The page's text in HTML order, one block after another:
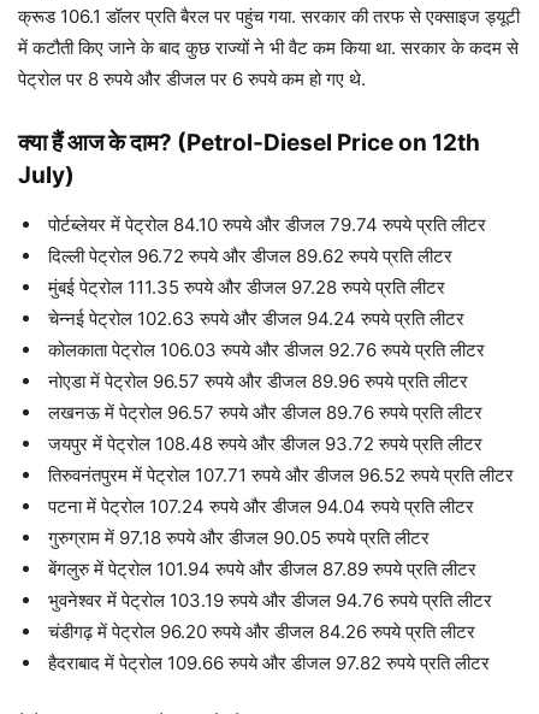
क्रूड 106.1 डॉलर प्रत‍ि बैरल पर पहुंच गया. सरकार की तरफ से एक्‍साइज ड्यूटी
में कटौती क‍िए जाने के बाद कुछ राज्‍यों ने भी वैट कम क‍िया था. सरकार के कदम से
पेट्रोल पर 8 रुपये और डीजल पर 6 रुपये कम हो गए थे.
क्या हैं आज के दाम? (Petrol-Diesel Price on 12th
July)
पोर्टब्‍लेयर में पेट्रोल 84.10 रुपये और डीजल 79.74 रुपये प्रति लीटर
दिल्ली पेट्रोल 96.72 रुपये और डीजल 89.62 रुपये प्रति लीटर
मुंबई पेट्रोल 111.35 रुपये और डीजल 97.28 रुपये प्रति लीटर
चेन्नई पेट्रोल 102.63 रुपये और डीजल 94.24 रुपये प्रति लीटर
कोलकाता पेट्रोल 106.03 रुपये और डीजल 92.76 रुपये प्रति लीटर
नोएडा में पेट्रोल 96.57 रुपये और डीजल 89.96 रुपये प्रति लीटर
लखनऊ में पेट्रोल 96.57 रुपये और डीजल 89.76 रुपये प्रति लीटर
जयपुर में पेट्रोल 108.48 रुपये और डीजल 93.72 रुपये प्रति लीटर
तिरुवनंतपुरम में पेट्रोल 107.71 रुपये और डीजल 96.52 रुपये प्रति लीटर
पटना में पेट्रोल 107.24 रुपये और डीजल 94.04 रुपये प्रति लीटर
गुरुग्राम में 97.18 रुपये और डीजल 90.05 रुपये प्रति लीटर
बेंगलुरु में पेट्रोल 101.94 रुपये और डीजल 87.89 रुपये प्रति लीटर
भुवनेश्वर में पेट्रोल 103.19 रुपये और डीजल 94.76 रुपये प्रति लीटर
चंडीगढ़ में पेट्रोल 96.20 रुपये और डीजल 84.26 रुपये प्रति लीटर
हैदराबाद में पेट्रोल 109.66 रुपये और डीजल 97.82 रुपये प्रति लीटर